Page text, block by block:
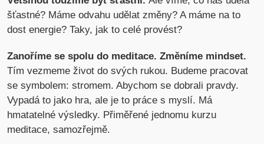
šťastné? Máme odvahu udělat změny? A máme na to
dost energie? Taky, jak to celé provést?
Zanoříme se spolu do meditace. Změníme mindset.
Tím vezmeme život do svých rukou. Budeme pracovat
se symbolem: stromem. Abychom se dobrali pravdy.
Vypadá to jako hra, ale je to práce s myslí. Má
hmatatelné výsledky. Přiměřené jednomu kurzu
meditace, samozřejmě.